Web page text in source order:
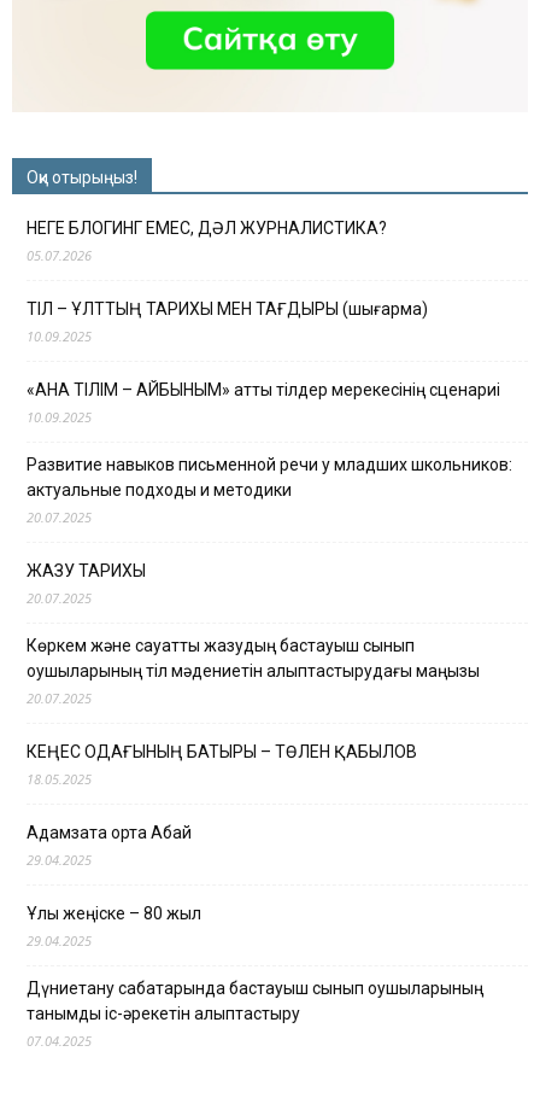
Оқи отырыңыз!
НЕГЕ БЛОГИНГ ЕМЕС, ДӘЛ ЖУРНАЛИСТИКА?
05.07.2026
ТІЛ – ҰЛТТЫҢ ТАРИХЫ МЕН ТАҒДЫРЫ (шығарма)
10.09.2025
«АНА ТІЛІМ – АЙБЫНЫМ» атты тілдер мерекесінің сценариі
10.09.2025
Развитие навыков письменной речи у младших школьников:
актуальные подходы и методики
20.07.2025
ЖАЗУ ТАРИХЫ
20.07.2025
Көркем және сауатты жазудың бастауыш сынып
оқушыларының тіл мәдениетін қалыптастырудағы маңызы
20.07.2025
КЕҢЕС ОДАҒЫНЫҢ БАТЫРЫ – ТӨЛЕН ҚАБЫЛОВ
18.05.2025
Адамзатқа ортақ Абай
29.04.2025
Ұлы жеңіске – 80 жыл
29.04.2025
Дүниетану сабақтарында бастауыш сынып оқушыларының
танымдық іс-әрекетін қалыптастыру
07.04.2025